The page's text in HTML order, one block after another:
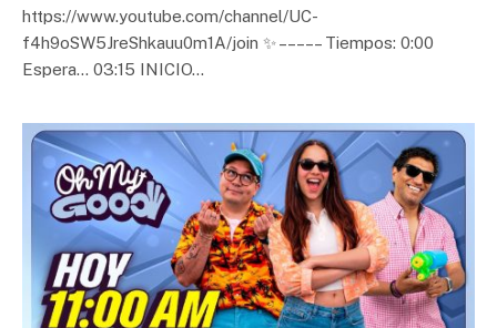
https://www.youtube.com/channel/UC-
f4h9oSW5JreShkauu0m1A/join ✨ – – – – – Tiempos: 0:00
Espera… 03:15 INICIO…